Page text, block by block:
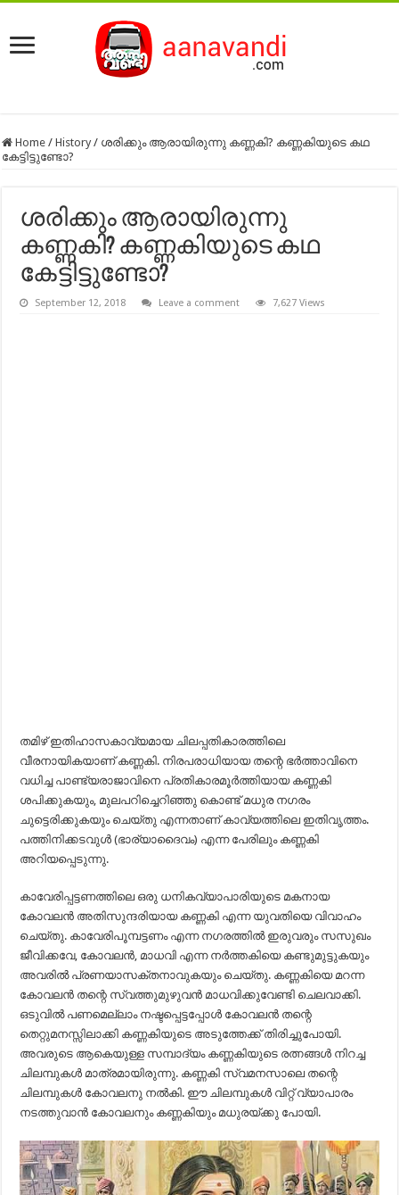
Home / History / ശരിക്കും ആരായിരുന്നു കണ്ണകി? കണ്ണകിയുടെ കഥ
കേട്ടിട്ടുണ്ടോ?
ശരിക്കും ആരായിരുന്നു
കണ്ണകി? കണ്ണകിയുടെ കഥ
കേട്ടിട്ടുണ്ടോ?
September 12, 2018 Leave a comment 7,627 Views
തമിഴ് ഇതിഹാസകാവ്യമായ ചിലപ്പതികാരത്തിലെ
വീരനായികയാണ് കണ്ണകി. നിരപരാധിയായ തന്റെ ഭർത്താവിനെ
വധിച്ച പാണ്ട്യരാജാവിനെ പ്രതികാരമൂർത്തിയായ കണ്ണകി
ശപിക്കുകയും, മുലപറിച്ചെറിഞ്ഞു കൊണ്ട് മധുര നഗരം
ചുട്ടെരിക്കുകയും ചെയ്തു എന്നതാണ് കാവ്യത്തിലെ ഇതിവൃത്തം.
പത്തിനിക്കടവുൾ (ഭാര്യാദൈവം) എന്ന പേരിലും കണ്ണകി
അറിയപ്പെടുന്നു.
കാവേരിപ്പട്ടണത്തിലെ ഒരു ധനികവ്യാപാ‍രിയുടെ മകനായ
കോവലൻ അതിസുന്ദരിയായ കണ്ണകി എന്ന യുവതിയെ വിവാഹം
ചെയ്തു. കാവേരിപൂമ്പട്ടണം എന്ന നഗരത്തിൽ ഇരുവരും സസുഖം
ജീവിക്കവേ, കോവലൻ, മാധവി എന്ന നർത്തകിയെ കണ്ടുമുട്ടുകയും
അവരിൽ പ്രണയാസക്തനാവുകയും ചെയ്തു. കണ്ണകിയെ മറന്ന
കോവലൻ തന്റെ സ്വത്തുമുഴുവൻ മാധവിക്കുവേണ്ടി ചെലവാക്കി.
ഒടുവിൽ പണമെല്ലാം നഷ്ടപ്പെട്ടപ്പോൾ കോവലൻ തന്റെ
തെറ്റുമനസ്സിലാക്കി കണ്ണകിയുടെ അടുത്തേക്ക് തിരിച്ചുപോയി.
അവരുടെ ആകെയുള്ള സമ്പാദ്യം കണ്ണകിയുടെ രത്നങ്ങൾ നിറച്ച
ചിലമ്പുകൾ മാത്രമായിരുന്നു. കണ്ണകി സ്വമനസാലെ തന്റെ
ചിലമ്പുകൾ കോവലനു നൽകി. ഈ ചിലമ്പുകൾ വിറ്റ് വ്യാപാരം
നടത്തുവാൻ കോവലനും കണ്ണകിയും മധുരയ്ക്കു പോയി.